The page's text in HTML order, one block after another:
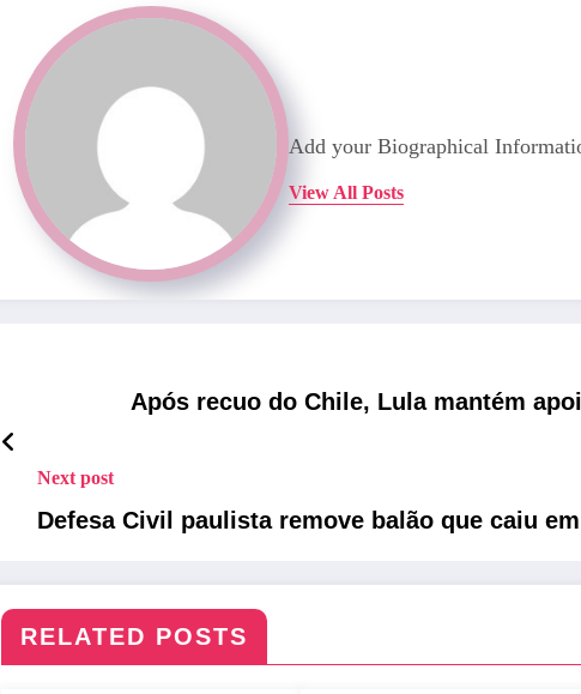
Add your Biographical
View All Posts
Após recuo do Chile, Lula mantém
Next post
Defesa Civil paulista remove balão que caiu
RELATED POSTS